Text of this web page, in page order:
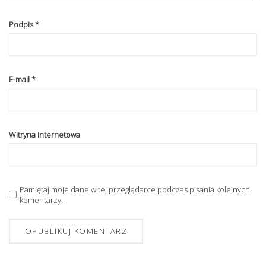
Podpis*
E-mail*
Witryna internetowa
Pamiętaj moje dane w tej przeglądarce podczas pisania kolejnych
komentarzy.